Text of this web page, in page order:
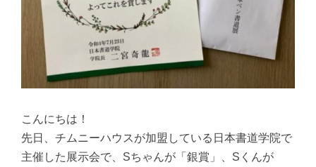
こんにちは！
先日、チムニーハウスが加盟している日本書道学院で
主催した展示会で、Sちゃんが「銀賞」、Sくんが